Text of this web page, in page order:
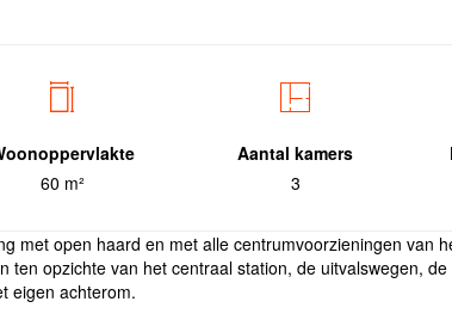
60 m²
Aantal kamers
3
met open haard en met alle centrumvoorzieningen van
ten opzichte van het centraal station, de uitvalswegen,
eigen achterom.